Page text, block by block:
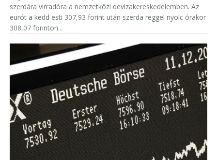
szerdára virradóra a nemzetközi devizakereskedelemben. Az
eurót a kedd esti 307,93 forint után szerda reggel nyolc órakor
308,07 forinton...